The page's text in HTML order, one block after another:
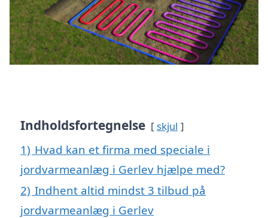
Indholdsfortegnelse skjul
1) Hvad kan et firma med speciale i
jordvarmeanlæg i Gerlev hjælpe med?
2) Indhent altid mindst 3 tilbud på
jordvarmeanlæg i Gerlev